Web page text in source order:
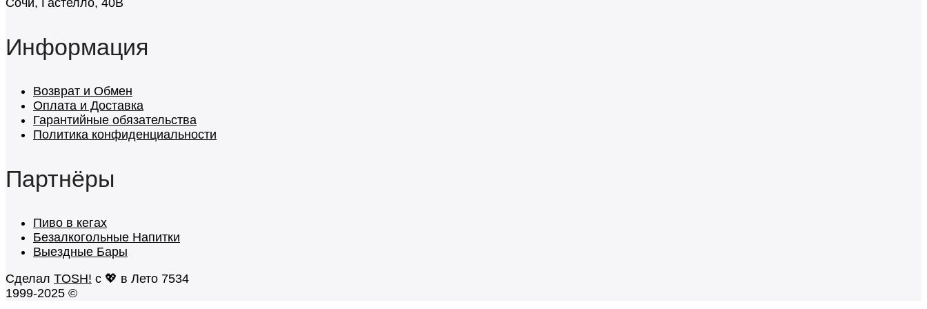
Сочи, Гастелло, 40В
Информация
Возврат и Обмен
Оплата и Доставка
Гарантийные обязательства
Политика конфиденциальности
Партнёры
Пиво в кегах
Безалкогольные Напитки
Выездные Бары
Сделал TOSH! c 💖 в Лето 7534
1999-2025 ©